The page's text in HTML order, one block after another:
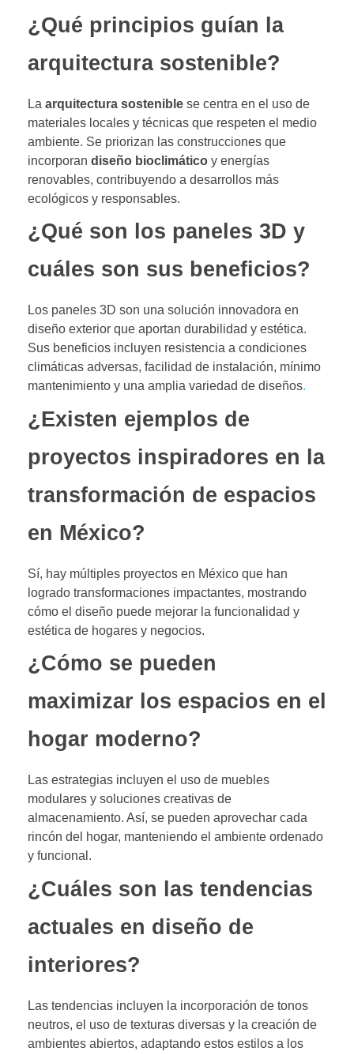
¿Qué principios guían la
arquitectura sostenible?
La arquitectura sostenible se centra en el uso de
materiales locales y técnicas que respeten el medio
ambiente. Se priorizan las construcciones que
incorporan diseño bioclimático y energías
renovables, contribuyendo a desarrollos más
ecológicos y responsables.
¿Qué son los paneles 3D y
cuáles son sus beneficios?
Los paneles 3D son una solución innovadora en
diseño exterior que aportan durabilidad y estética.
Sus beneficios incluyen resistencia a condiciones
climáticas adversas, facilidad de instalación, mínimo
mantenimiento y una amplia variedad de diseños.
¿Existen ejemplos de
proyectos inspiradores en la
transformación de espacios
en México?
Sí, hay múltiples proyectos en México que han
logrado transformaciones impactantes, mostrando
cómo el diseño puede mejorar la funcionalidad y
estética de hogares y negocios.
¿Cómo se pueden
maximizar los espacios en el
hogar moderno?
Las estrategias incluyen el uso de muebles
modulares y soluciones creativas de
almacenamiento. Así, se pueden aprovechar cada
rincón del hogar, manteniendo el ambiente ordenado
y funcional.
¿Cuáles son las tendencias
actuales en diseño de
interiores?
Las tendencias incluyen la incorporación de tonos
neutros, el uso de texturas diversas y la creación de
ambientes abiertos, adaptando estos estilos a los